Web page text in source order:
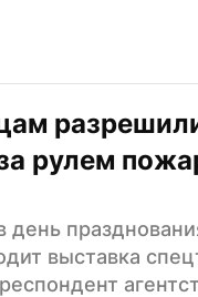
рулем
день
выставка